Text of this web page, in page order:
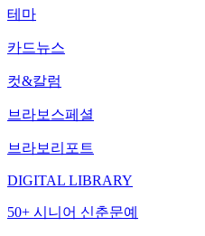
테마
카드뉴스
컷&칼럼
브라보스페셜
브라보리포트
DIGITAL LIBRARY
50+ 시니어 신춘문예